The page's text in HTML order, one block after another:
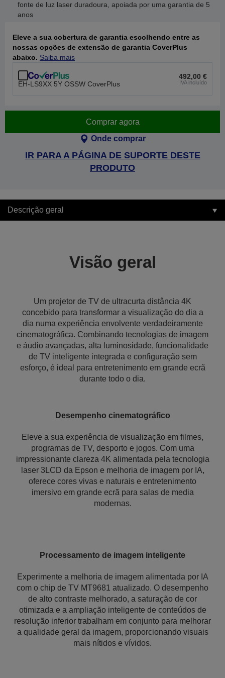
fonte de luz laser duradoura, apoiada por uma garantia de 5
anos
Eleve a sua cobertura de garantia escolhendo entre as
nossas opções de extensão de garantia CoverPlus
abaixo. Saiba mais
EH-LS9XX 5Y OSSW CoverPlus
492,00 €
IVA incluído
Comprar agora
Onde comprar
IR PARA A PÁGINA DE SUPORTE DESTE
PRODUTO
Descrição geral
Visão geral
Um projetor de TV de ultracurta distância 4K
concebido para transformar a visualização do dia a
dia numa experiência envolvente verdadeiramente
cinematográfica. Combinando tecnologias de imagem
e áudio avançadas, alta luminosidade, funcionalidade
de TV inteligente integrada e configuração sem
esforço, é ideal para entretenimento em grande ecrã
durante todo o dia.
Desempenho cinematográfico
Eleve a sua experiência de visualização em filmes,
programas de TV, desporto e jogos. Com uma
impressionante clareza 4K alimentada pela tecnologia
laser 3LCD da Epson e melhoria de imagem por IA,
oferece cores vivas e naturais e entretenimento
imersivo em grande ecrã para salas de media
modernas.
Processamento de imagem inteligente
Experimente a melhoria de imagem alimentada por IA
com o chip de TV MT9681 atualizado. O desempenho
de alto contraste melhorado, a saturação de cor
otimizada e a ampliação inteligente de conteúdos de
resolução inferior trabalham em conjunto para melhorar
a qualidade geral da imagem, proporcionando visuais
mais nítidos e vívidos.